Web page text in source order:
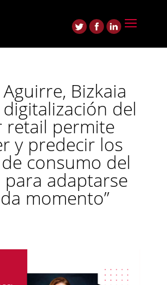
Bizkaia
digitalización del
retail permite
y predecir los
consumo del
adaptarse
momento”